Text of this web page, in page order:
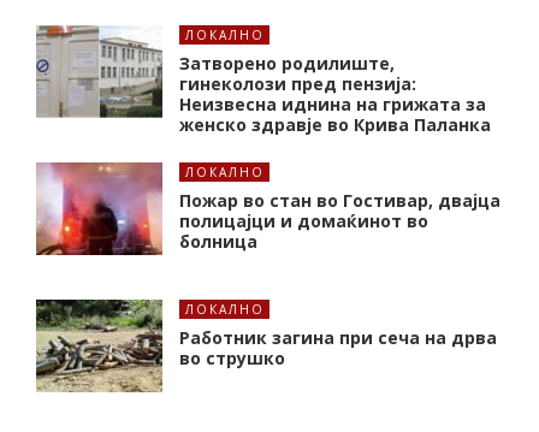
ЛОКАЛНО
Затворено родилиште,
гинеколози пред пензија:
Неизвесна иднина на грижата за
женско здравје во Крива Паланка
ЛОКАЛНО
Пожар во стан во Гостивар, двајца
полицајци и домаќинот во
болница
ЛОКАЛНО
Работник загина при сеча на дрва
во струшко